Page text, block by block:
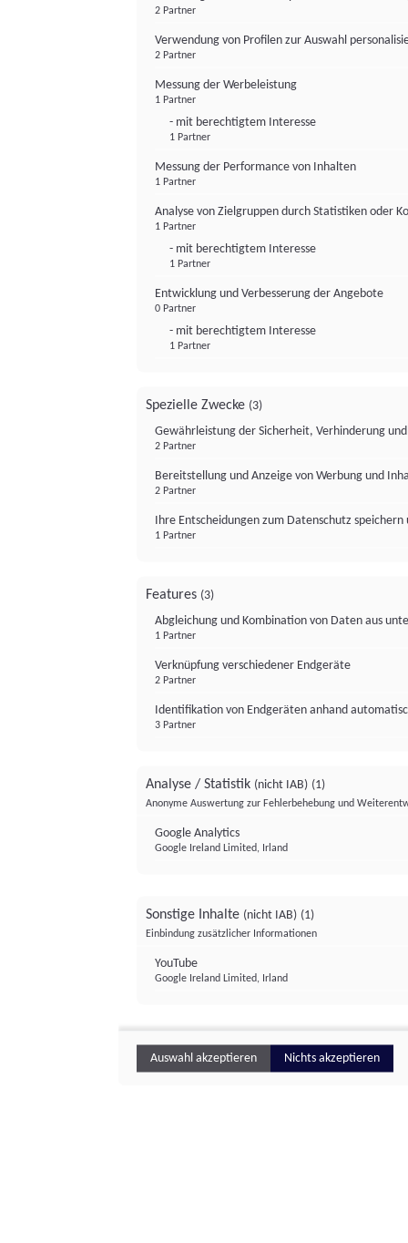
2 Partner
Verwendung von Profilen zur Auswahl
2 Partner
Messung der Werbeleistung
1 Partner
- mit berechtigtem Interesse
1 Partner
Messung der Performance von Inhalten
1 Partner
Analyse von Zielgruppen durch Statistiken oder
1 Partner
- mit berechtigtem Interesse
1 Partner
Entwicklung und Verbesserung der Angebote
0 Partner
- mit berechtigtem Interesse
1 Partner
Spezielle Zwecke (3)
Gewährleistung der Sicherheit, Verhinderung
2 Partner
Bereitstellung und Anzeige von Werbung und
2 Partner
Ihre Entscheidungen zum Datenschutz
1 Partner
Features (3)
Abgleichung und Kombination von Daten aus
1 Partner
Verknüpfung verschiedener Endgeräte
2 Partner
Identifikation von Endgeräten anhand
3 Partner
Analyse / Statistik (nicht IAB) (1)
Anonyme Auswertung zur Fehlerbehebung und
Google Analytics
Google Ireland Limited, Irland
Sonstige Inhalte (nicht IAB) (1)
Einbindung zusätzlicher Informationen
YouTube
Google Ireland Limited, Irland
Auswahl akzeptieren Nichts akzeptieren